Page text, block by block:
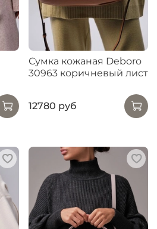
Сумка кожаная Deboro
30963 коричневый лист
12780 руб